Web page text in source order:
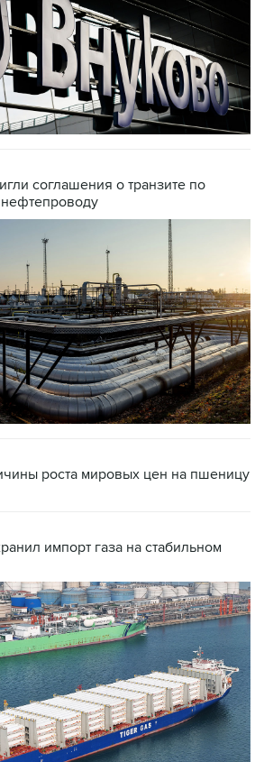
соглашения о транзите по
роста мировых цен на пшеницу
импорт газа на стабильном